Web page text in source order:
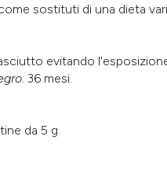
sostituti di una dieta
evitando
: 36 mesi.
da 5 g.